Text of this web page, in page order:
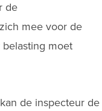
de
mee voor de
moet
de inspecteur de